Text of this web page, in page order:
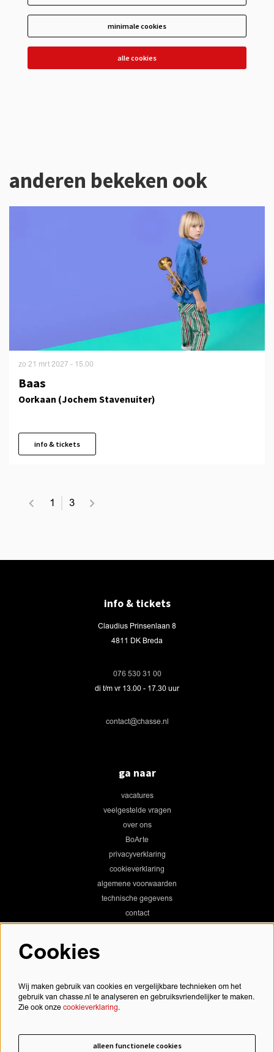
minimale cookies
alle cookies
anderen bekeken ook
Baas
Oorkaan (Jochem Stavenuiter)
zo 21 mrt 2027 - 15.00
info & tickets
1 3
info & tickets
Claudius Prinsenlaan 8
4811 DK Breda
076 530 31 00
di t/m vr 13.00 - 17.30 uur
contact@chasse.nl
ga naar
vacatures
veelgestelde vragen
over ons
BoArte
privacyverklaring
cookieverklaring
algemene voorwaarden
technische gegevens
contact
Cookies
Wij maken gebruik van cookies en vergelijkbare technieken om het
gebruik van chasse.nl te analyseren en gebruiksvriendelijker te maken.
Zie ook onze cookieverklaring.
alleen functionele cookies